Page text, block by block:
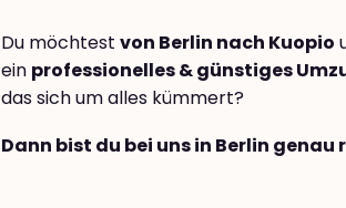
Du möchtest von Berlin nach Kuopio
ein professionelles & günstiges
das sich um alles kümmert?
Dann bist du bei uns in Berlin